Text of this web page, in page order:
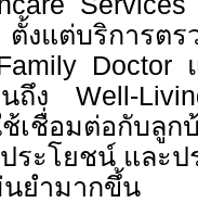
งแต่บริการต
Doctor
ถึง Well-
เชื่อมต่อกับลูก
ระโยชน์ และ
นยำมากขึ้น